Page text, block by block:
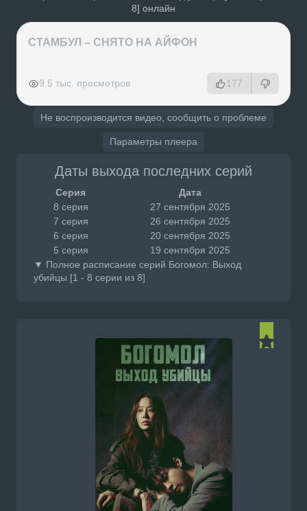
8] онлайн
СТАМБУЛ – СНЯТО НА АЙФОН
9.5 тыс. просмотров 177
Не воспроизводится видео, сообщить о проблеме
Параметры плеера
Даты выхода последних серий
Серия
Дата
8 серия
27 сентября 2025
7 серия
26 сентября 2025
6 серия
20 сентября 2025
5 серия
19 сентября 2025
▼ Полное расписание серий Богомол: Выход
убийцы [1 - 8 серии из 8]